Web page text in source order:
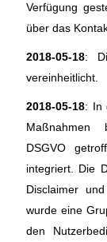
Verfügung
über das
2018-05-18:
vereinheitlicht.
2018-05-18: In
Maßnahmen
DSGVO
integriert. Die
Disclaimer
wurde eine
den